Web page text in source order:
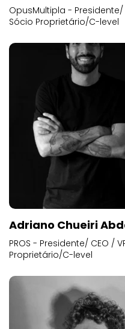
OpusMultipla - Presidente/
Sócio Proprietário/C-level
Adriano Chueiri
PROS - Presidente/ CEO /
Proprietário/C-level